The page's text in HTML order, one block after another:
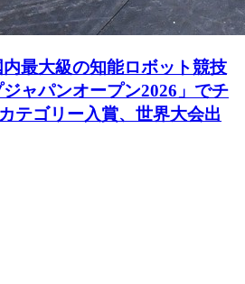
内最大級の知能ロボット競技
ャパンオープン2026」でチ
テゴリー入賞、世界大会出